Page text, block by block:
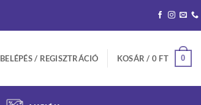
BELÉPÉS / REGISZTRÁCIÓ KOSÁR / 0 FT 0